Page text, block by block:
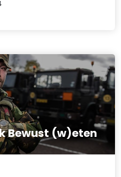
Bewust (w)eten